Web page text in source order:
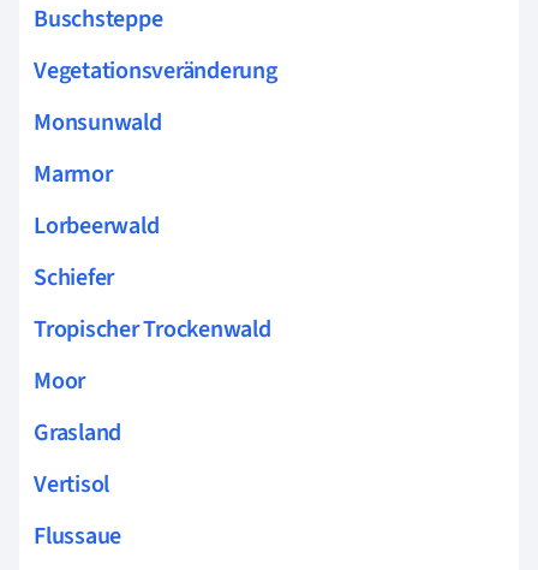
Buschsteppe
Vegetationsveränderung
Monsunwald
Marmor
Lorbeerwald
Schiefer
Tropischer Trockenwald
Moor
Grasland
Vertisol
Flussaue